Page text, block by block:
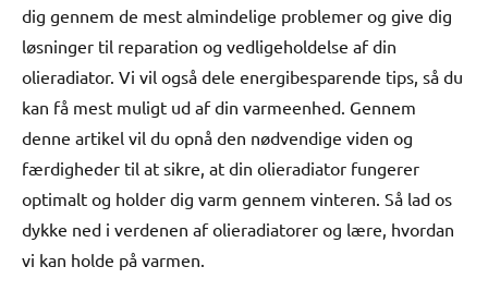
dig gennem de mest almindelige problemer og give dig
løsninger til reparation og vedligeholdelse af din
olieradiator. Vi vil også dele energibesparende tips, så du
kan få mest muligt ud af din varmeenhed. Gennem
denne artikel vil du opnå den nødvendige viden og
færdigheder til at sikre, at din olieradiator fungerer
optimalt og holder dig varm gennem vinteren. Så lad os
dykke ned i verdenen af olieradiatorer og lære, hvordan
vi kan holde på varmen.